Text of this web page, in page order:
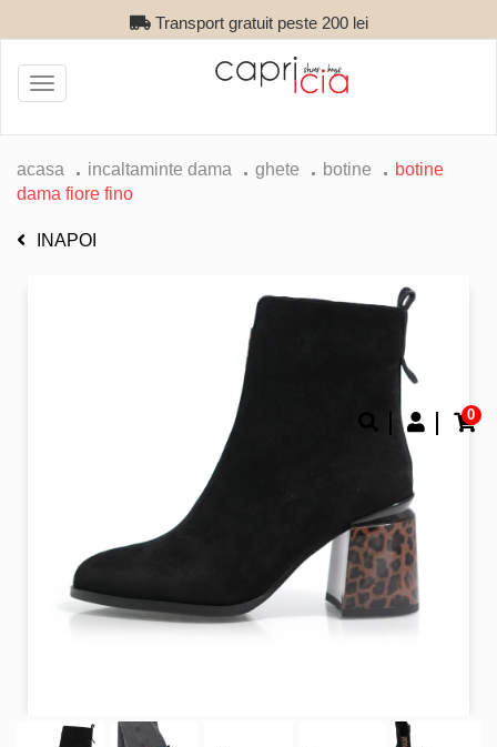
Transport gratuit peste 200 lei
0
Toggle
navigation
acasa incaltaminte dama ghete botine
botine
dama fiore fino
INAPOI